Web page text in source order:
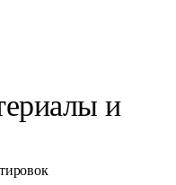
и